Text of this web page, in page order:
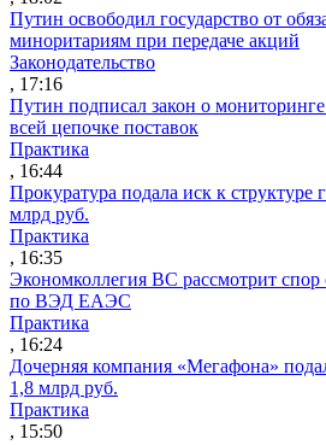
Путин освободил государство от
миноритариям при передаче акций
Законодательство
, 17:16
Путин подписал закон о
всей цепочке поставок
Практика
, 16:44
Прокуратура подала иск к
млрд руб.
Практика
, 16:35
Экономколлегия ВС рассмотрит спор
по ВЭД ЕАЭС
Практика
, 16:24
Дочерняя компания «Мегафона»
1,8 млрд руб.
Практика
, 15:50